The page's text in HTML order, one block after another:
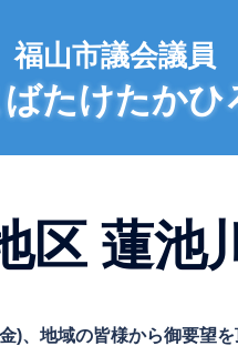
福山市議会議員
ばたけたかひ
区 蓮池
)、地域の皆様から御要望